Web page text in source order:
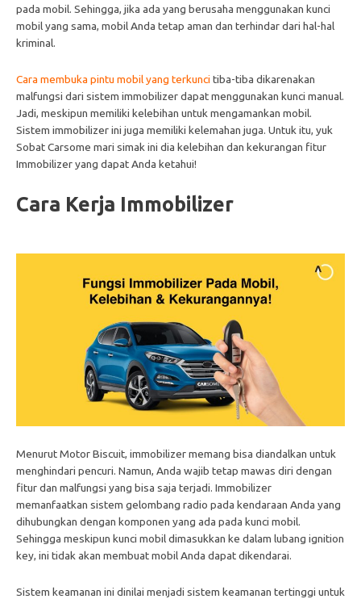
pada mobil. Sehingga, jika ada yang berusaha menggunakan kunci
mobil yang sama, mobil Anda tetap aman dan terhindar dari hal-hal
kriminal.
Cara membuka pintu mobil yang terkunci tiba-tiba dikarenakan
malfungsi dari sistem immobilizer dapat menggunakan kunci manual.
Jadi, meskipun memiliki kelebihan untuk mengamankan mobil.
Sistem immobilizer ini juga memiliki kelemahan juga. Untuk itu, yuk
Sobat Carsome mari simak ini dia kelebihan dan kekurangan fitur
Immobilizer yang dapat Anda ketahui!
Cara Kerja Immobilizer
MenurutMotor Biscuit, immobilizer memang bisa diandalkan untuk
menghindari pencuri. Namun, Anda wajib tetap mawas diri dengan
fitur dan malfungsi yang bisa saja terjadi. Immobilizer
memanfaatkan sistem gelombang radio pada kendaraan Anda yang
dihubungkan dengan komponen yang ada pada kunci mobil.
Sehingga meskipun kunci mobil dimasukkan ke dalam lubang ignition
key, ini tidak akan membuat mobil Anda dapat dikendarai.
Sistem keamanan ini dinilai menjadi sistem keamanan tertinggi untuk